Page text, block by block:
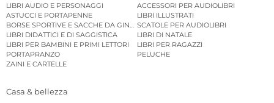
LIBRI AUDIO E PERSONAGGI
ACCESSORI PER AUDIOLIBRI
ASTUCCI E PORTAPENNE
LIBRI ILLUSTRATI
BORSE SPORTIVE E SACCHE DA GINNASTICASCATOLE PER AUDIOLIBRI
LIBRI DIDATTICI E DI SAGGISTICA
LIBRI DI NATALE
LIBRI PER BAMBINI E PRIMI LETTORI
LIBRI PER RAGAZZI
PORTAPRANZO
PELUCHE
ZAINI E CARTELLE
Casa & bellezza